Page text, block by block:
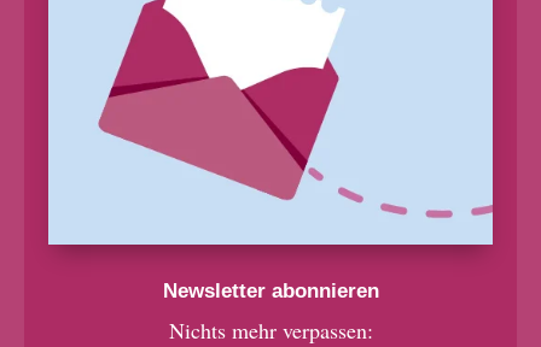
Newsletter abonnieren
Nichts mehr verpassen: